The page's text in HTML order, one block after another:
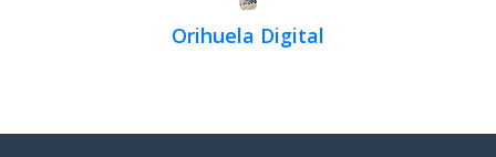
Orihuela Digital